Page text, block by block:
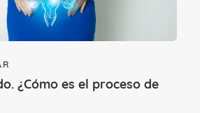
¿Cómo es el proceso de